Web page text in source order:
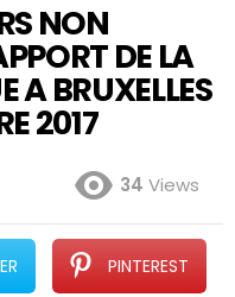
NON
DE LA
A BRUXELLES
2017
34 Views
PINTEREST